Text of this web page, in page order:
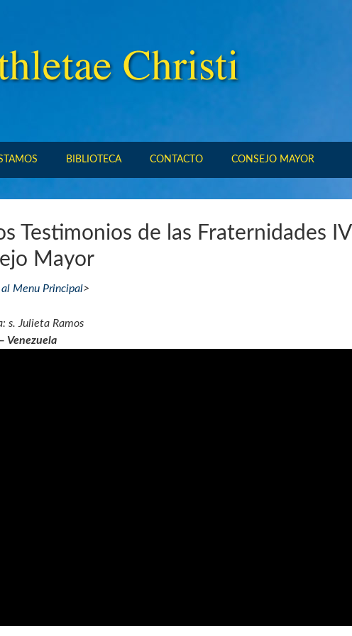
BIBLIOTECA CONTACTO CONSEJO MAYOR
Testimonios de las Fraternidades IV
Mayor
al Menu Principal>
s. Julieta Ramos
Venezuela